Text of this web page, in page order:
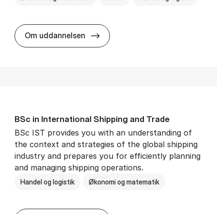
Om uddannelsen BSc in In­ter­na­tion­al Busi­ness
BSc in In­ter­na­tion­al Ship­ping and Trade
BSc IST provides you with an understanding of
the context and strategies of the global shipping
industry and prepares you for efficiently planning
and managing shipping operations.
Handel og logistik Økonomi og matematik